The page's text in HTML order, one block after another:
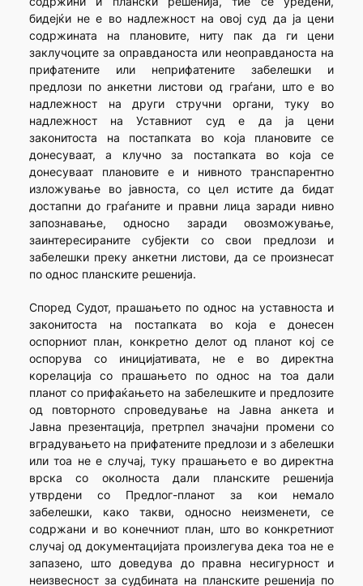
бидејќи не е во надлежност на овој суд да ја цени
содржината на плановите, ниту пак да ги цени
заклучоците за оправданоста или неоправданоста на
прифатените или неприфатените забелешки и
предлози по анкетни листови од граѓани, што е во
надлежност на други стручни органи, туку во
надлежност на Уставниот суд е да ја цени
законитоста на постапката во која плановите се
донесуваат, а клучно за постапката во која се
донесуваат плановите е и нивното транспарентно
изложување во јавноста, со цел истите да бидат
достапни до граѓаните и правни лица заради нивно
запознавање, односно заради овозможување,
заинтересираните субјекти со свои предлози и
забелешки преку анкетни листови, да се произнесат
по однос планските решенија.
Според Судот, прашањето по однос на уставноста и
законитоста на постапката во која е донесен
оспорниот план, конкретно делот од планот кој се
оспорува со иницијативата, не е во директна
корелација со прашањето по однос на тоа дали
планот со прифаќањето на забелешките и предлозите
од повторното спроведување на Јавна анкета и
Јавна презентација, претрпел значајни промени со
вградувањето на прифатените предлози и з абелешки
или тоа не е случај, туку прашањето е во директна
врска со околноста дали планските решенија
утврдени со Предлог-планот за кои немало
забелешки, како такви, односно неизменети, се
содржани и во конечниот план, што во конкретниот
случај од документацијата произлегува дека тоа не е
запазено, што доведува до правна несигурност и
неизвесност за судбината на планските решенија по